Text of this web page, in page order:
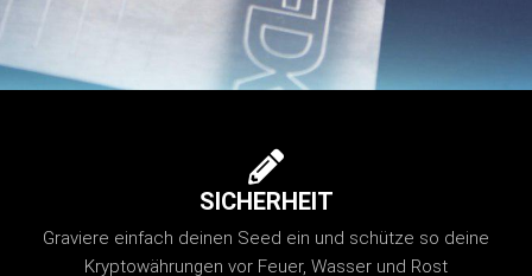
SICHERHEIT
Graviere einfach deinen Seed ein und schütze so deine
Kryptowährungen vor Feuer, Wasser und Rost